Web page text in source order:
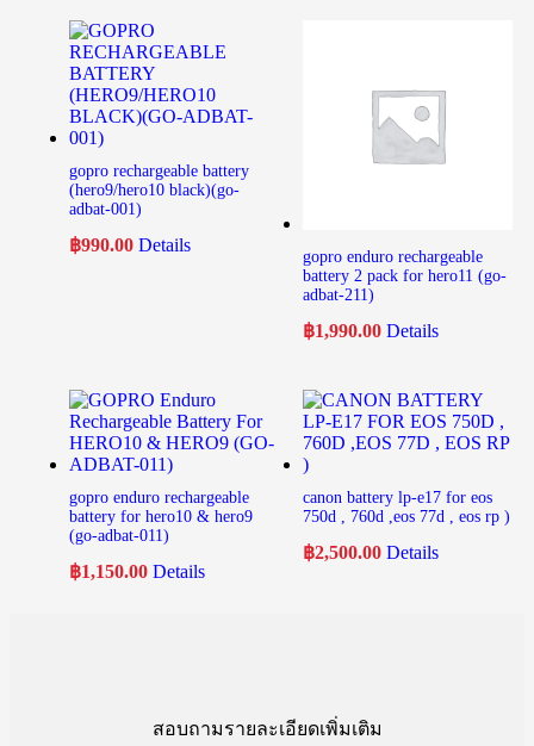
gopro rechargeable battery
(hero9/hero10 black)(go-
adbat-001)
฿990.00 Details
gopro enduro rechargeable
battery 2 pack for hero11 (go-
adbat-211)
฿1,990.00 Details
gopro enduro rechargeable
battery for hero10 & hero9
(go-adbat-011)
฿1,150.00 Details
canon battery lp-e17 for eos
750d , 760d ,eos 77d , eos rp )
฿2,500.00 Details
สอบถามรายละเอียดเพิ่มเติม